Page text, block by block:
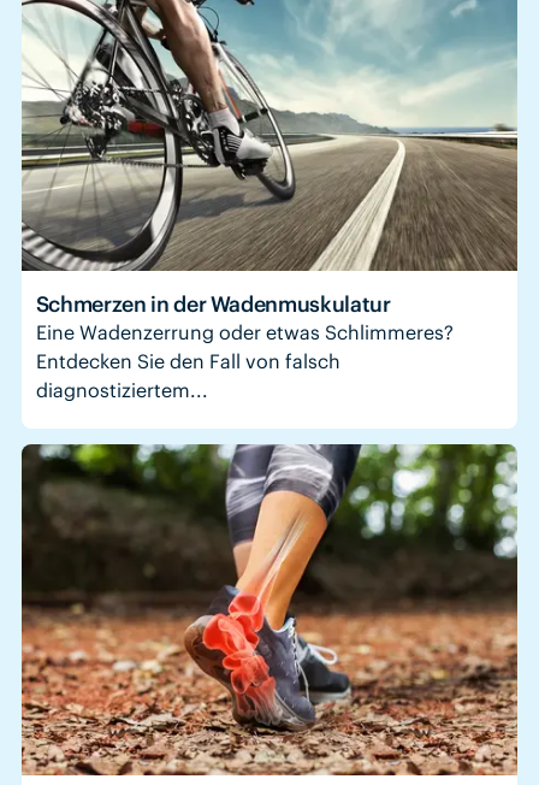
Schmerzen in der Wadenmuskulatur
Eine Wadenzerrung oder etwas Schlimmeres?
Entdecken Sie den Fall von falsch
diagnostiziertem...